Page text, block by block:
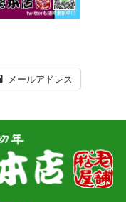
メールアドレス